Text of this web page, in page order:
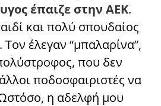
έπαιζε στην ΑΕΚ.
και πολύ σπουδαίος
έλεγαν “μπαλαρίνα”,
που δεν
ποδοσφαιριστές να
η αδελφή μου